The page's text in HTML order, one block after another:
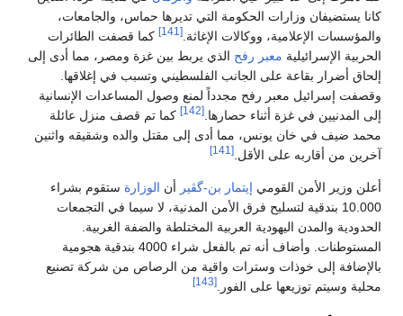
كانا يستضيفان وزارات الحكومة التي تديرها حماس، والجامعات،
والمؤسسات الإعلامية، ووكالات الإغاثة.[141]
كما قصفت الطائرات
الحربية الإسرائيلية معبر رفح الذي يربط بين غزة ومصر، مما أدى إلى
إلحاق أضرار بقاعة على الجانب الفلسطيني وتسبب في إغلاقها.
وقصفت إسرائيل معبر رفح مجدداً لمنع وصول المساعدات الإنسانية
إلى المدنيين في غزة أثناء حصارها.[142]
كما تم قصف منزل عائلة
محمد ضيف في خان يونس، مما أدى إلى مقتل والده وشقيقه واثنين
آخرين من أقاربه على الأقل.[141]
أعلن وزير الأمن القومي إيتمار بن-گڤير أن الوزارة ستقوم بشراء
10.000 بندقية لتسليح فرق الأمن المدنية، لا سيما في التجمعات
الحدودية والمدن اليهودية العربية المختلطة والضفة الغربية.
المستوطنات. وأضاف أنه تم بالفعل شراء 4000 بندقية هجومية
بالإضافة إلى خوذات وسترات واقية من الرصاص من شركة تصنيع
محلية وسيتم توزيعها على الفور.[143]